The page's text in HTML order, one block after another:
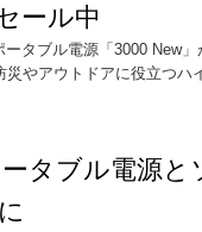
ール中
タブル電源「3000 New
やアウトドアに役立つハ
タブル電源